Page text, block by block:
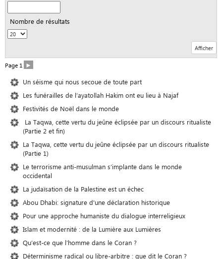
Nombre de résultats
Page 1
►
Un séisme qui nous secoue de toute part
Les funérailles de l’ayatollah Hakim ont eu lieu à Najaf
Festivités de Noël dans le monde
La Taqwa, cette vertu du jeûne éclipsée par un discours ritualiste
(Partie 2 et fin)
La Taqwa, cette vertu du jeûne éclipsée par un discours ritualiste
(Partie 1)
Le terrorisme anti-musulman s’implante dans le monde
occidental
La judaïsation de la Palestine est un échec
Abou Dhabi: signature d'une déclaration historique
Pour une approche humaniste du dialogue interreligieux
Islam et modernité : de la Lumière aux Lumières
Qu’est-ce que l’homme dans le Coran ?
Déterminisme radical ou libre-arbitre : que dit le Coran ?